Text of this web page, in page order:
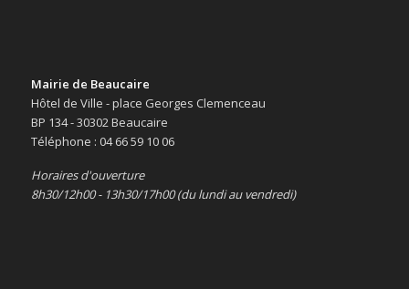
Mairie de Beaucaire
Hôtel de Ville - place Georges Clemenceau
BP 134 - 30302 Beaucaire
Téléphone : 04 66 59 10 06
Horaires d'ouverture
8h30/12h00 - 13h30/17h00 (du lundi au vendredi)